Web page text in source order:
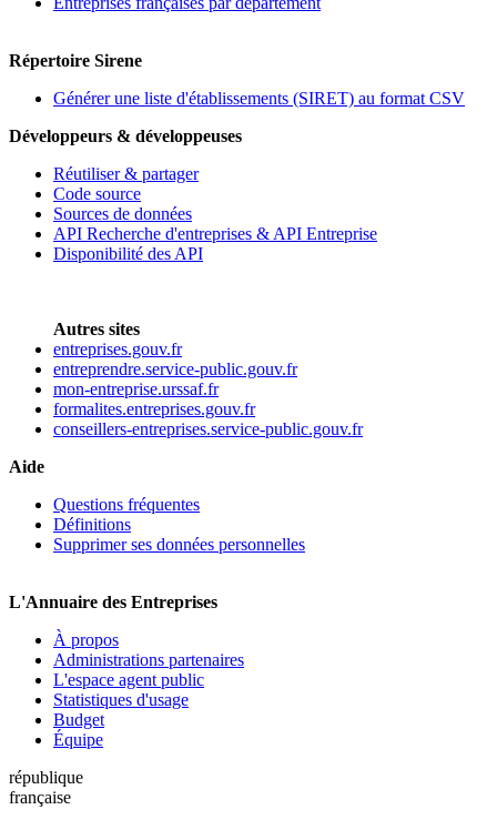
Répertoire Sirene
Générer une liste d'établissements (SIRET) au format CSV
Développeurs & développeuses
Réutiliser & partager
Code source
Sources de données
API Recherche d'entreprises & API Entreprise
Disponibilité des API
Autres sites
entreprises.gouv.fr
entreprendre.service-public.gouv.fr
mon-entreprise.urssaf.fr
formalites.entreprises.gouv.fr
conseillers-entreprises.service-public.gouv.fr
Aide
Questions fréquentes
Définitions
Supprimer ses données personnelles
L'Annuaire des Entreprises
À propos
Administrations partenaires
L'espace agent public
Statistiques d'usage
Budget
Équipe
république
française